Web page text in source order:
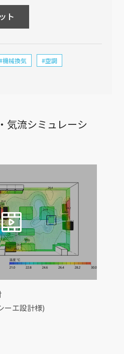
ト
機械換気 #空調
気流シミュレーシ
ーエ設計様)